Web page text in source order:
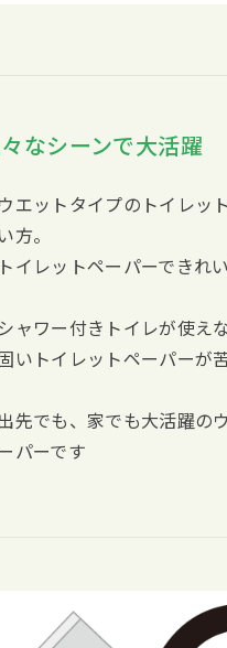
なシーンで大活躍
エットタイプのトイレッ
方。
イレットペーパーできれ
ャワー付きトイレが使え
いトイレットペーパーが
先でも、家でも大活躍の
パーです